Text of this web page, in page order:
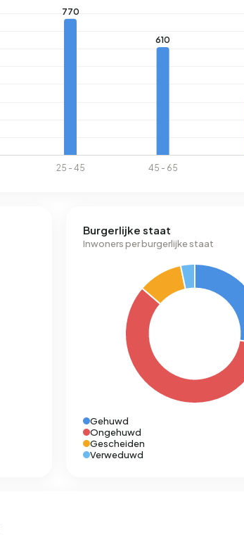
Burgerlijke staat
Inwoners per burgerlijke staat
Gehuwd
Ongehuwd
Gescheiden
Verweduwd